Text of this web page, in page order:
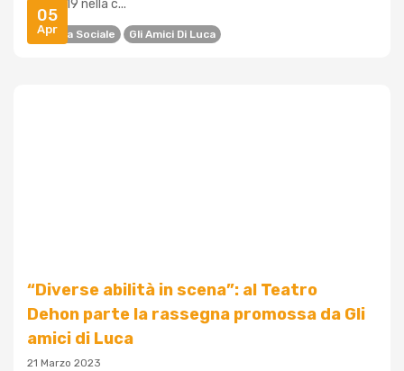
05
Apr
Covid-19 nella c...
Cinema Sociale Gli Amici Di Luca
“Diverse abilità in scena”: al Teatro
Dehon parte la rassegna promossa da Gli
amici di Luca
21 Marzo 2023